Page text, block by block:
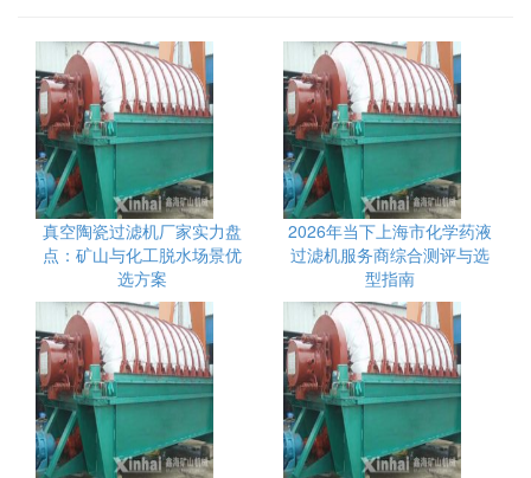
真空陶瓷过滤机厂家实力盘
点：矿山与化工脱水场景优
选方案
2026年当下上海市化学药液
过滤机服务商综合测评与选
型指南